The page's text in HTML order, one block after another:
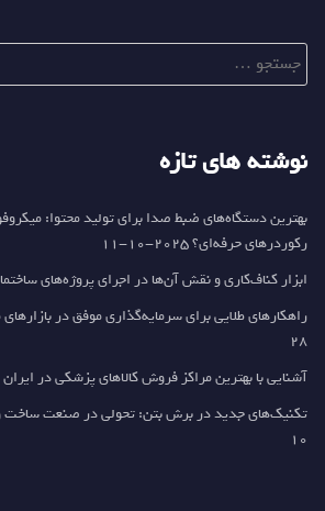
جستجو
برای:
نوشته های تازه
بهترین دستگاه‌های ضبط صدا برای تولید محتوا:
رکوردرهای حرفه‌ای؟2025-10-11
ابزار کناف‌کاری و نقش آن‌ها در اجرای پروژه‌های
راهکارهای طلایی برای سرمایه‌گذاری موفق در بازارهای
28
آشنایی با بهترین مراکز فروش کالاهای پزشکی در ایران
تکنیک‌های جدید در برش بتن: تحولی در صنعت ساخت
10